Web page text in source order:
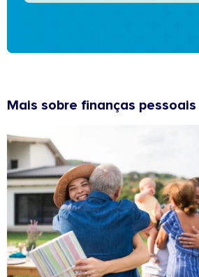
Mais sobre finanças pessoais